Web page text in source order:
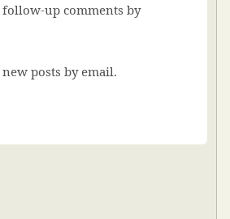
up comments by
posts by email.